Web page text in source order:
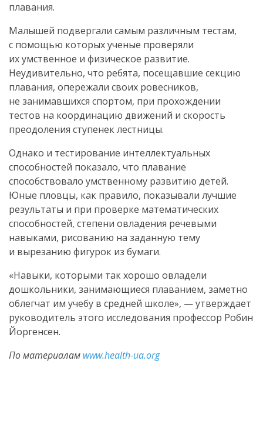
плавания.
Малышей подвергали самым различным тестам,
с помощью которых ученые проверяли
их умственное и физическое развитие.
Неудивительно, что ребята, посещавшие секцию
плавания, опережали своих ровесников,
не занимавшихся спортом, при прохождении
тестов на координацию движений и скорость
преодоления ступенек лестницы.
Однако и тестирование интеллектуальных
способностей показало, что плавание
способствовало умственному развитию детей.
Юные пловцы, как правило, показывали лучшие
результаты и при проверке математических
способностей, степени овладения речевыми
навыками, рисованию на заданную тему
и вырезанию фигурок из бумаги.
«Навыки, которыми так хорошо овладели
дошкольники, занимающиеся плаванием, заметно
облегчат им учебу в средней школе», — утверждает
руководитель этого исследования профессор Робин
Йоргенсен.
По материалам www.health-ua.org